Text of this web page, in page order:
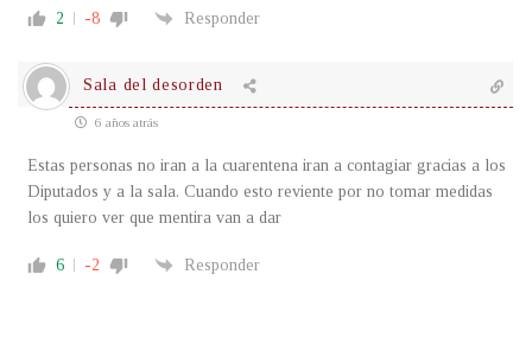
2 -8 Responder
Sala del desorden
6 años atrás
Estas personas no iran a la cuarentena iran a contagiar gracias a los
Diputados y a la sala. Cuando esto reviente por no tomar medidas
los quiero ver que mentira van a dar
6 -2 Responder